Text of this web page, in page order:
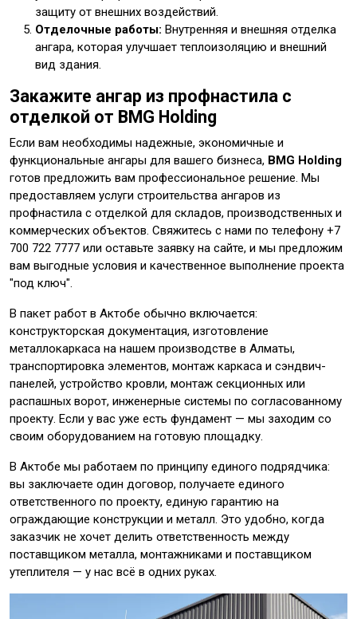
защиту от внешних воздействий.
Отделочные работы: Внутренняя и внешняя отделка
ангара, которая улучшает теплоизоляцию и внешний
вид здания.
Закажите ангар из профнастила с
отделкой от BMG Holding
Если вам необходимы надежные, экономичные и
функциональные ангары для вашего бизнеса, BMG Holding
готов предложить вам профессиональное решение. Мы
предоставляем услуги строительства ангаров из
профнастила с отделкой для складов, производственных и
коммерческих объектов. Свяжитесь с нами по телефону +7
700 722 7777 или оставьте заявку на сайте, и мы предложим
вам выгодные условия и качественное выполнение проекта
"под ключ".
В пакет работ в Актобе обычно включается:
конструкторская документация, изготовление
металлокаркаса на нашем производстве в Алматы,
транспортировка элементов, монтаж каркаса и сэндвич-
панелей, устройство кровли, монтаж секционных или
распашных ворот, инженерные системы по согласованному
проекту. Если у вас уже есть фундамент — мы заходим со
своим оборудованием на готовую площадку.
В Актобе мы работаем по принципу единого подрядчика:
вы заключаете один договор, получаете единого
ответственного по проекту, единую гарантию на
ограждающие конструкции и металл. Это удобно, когда
заказчик не хочет делить ответственность между
поставщиком металла, монтажниками и поставщиком
утеплителя — у нас всё в одних руках.